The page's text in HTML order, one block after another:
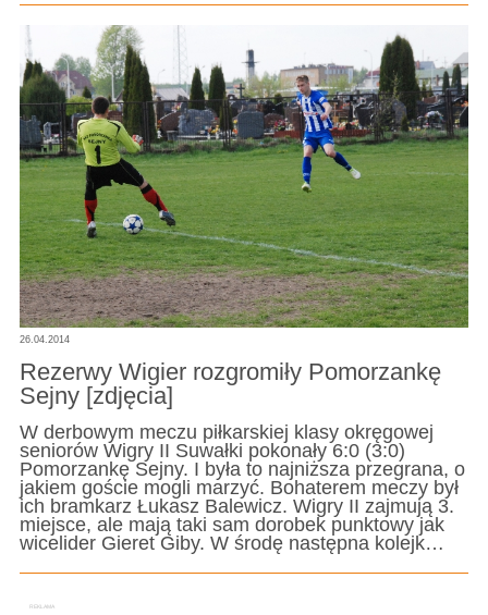
26.04.2014
Rezerwy Wigier rozgromiły Pomorzankę
Sejny [zdjęcia]
W derbowym meczu piłkarskiej klasy okręgowej
seniorów Wigry II Suwałki pokonały 6:0 (3:0)
Pomorzankę Sejny. I była to najniższa przegrana, o
jakiem goście mogli marzyć. Bohaterem meczy był
ich bramkarz Łukasz Balewicz. Wigry II zajmują 3.
miejsce, ale mają taki sam dorobek punktowy jak
wicelider Gieret Giby. W środę następna kolejk…